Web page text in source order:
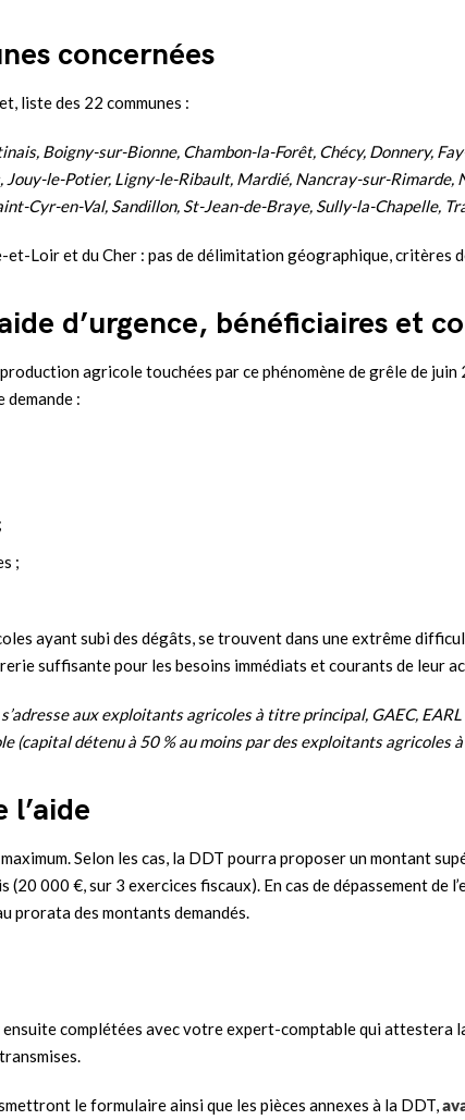
concernées
liste des 22 communes :
Boigny-sur-Bionne, Chambon-la-Forêt, Chécy, Donnery,
Jouy-le-Potier, Ligny-le-Ribault, Mardié, Nancray-sur-Rimarde,
Cyr-en-Val, Sandillon, St-Jean-de-Braye, Sully-la-Chapelle,
et-Loir et du Cher : pas de délimitation géographique, critères
d’urgence, bénéficiaires et
agricole touchées par ce phénomène de grêle de
demande :
;
ayant subi des dégâts, se trouvent dans une extrême
suffisante pour les besoins immédiats et courants de leur
s’adresse aux exploitants agricoles à titre principal, GAEC,
(capital détenu à 50 % au moins par des exploitants agricoles
l’aide
maximum. Selon les cas, la DDT pourra proposer un montant
(20 000 €, sur 3 exercices fiscaux). En cas de dépassement de
prorata des montants demandés.
ensuite complétées avec votre expert-comptable qui attestera
le formulaire ainsi que les pièces annexes à la DDT,